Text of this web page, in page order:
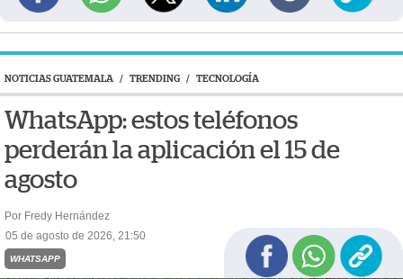
NOTICIAS GUATEMALA / TRENDING / TECNOLOGÍA
WhatsApp: estos teléfonos
perderán la aplicación el 15 de
agosto
Por Fredy Hernández
05 de agosto de 2026, 21:50
WHATSAPP